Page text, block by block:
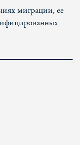
миграции, ее